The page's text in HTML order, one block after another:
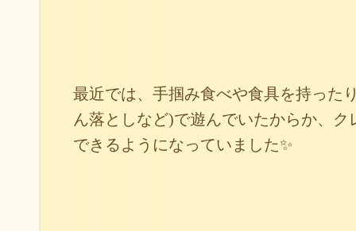
最近では、手掴み食べや食具を持った
ん落としなど)で遊んでいたからか、
できるようになっていました✨